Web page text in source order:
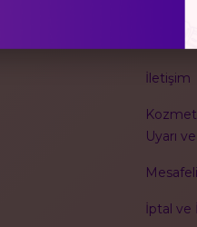
İletişim
Uyarı
İptal ve